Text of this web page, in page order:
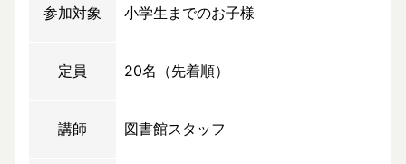
参加対象 小学生までのお子様
定員 20名（先着順）
講師 図書館スタッフ